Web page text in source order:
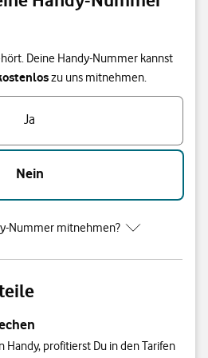
Deine Handy-Nummer kannst
zu uns mitnehmen.
Ja
Nein
Nummer mitnehmen?
Handy, profitierst Du in den Tarifen